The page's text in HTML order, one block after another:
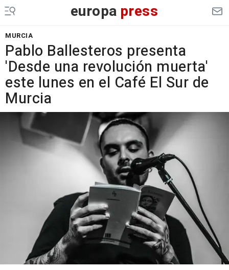
europa press
MURCIA
Pablo Ballesteros presenta
'Desde una revolución muerta'
este lunes en el Café El Sur de
Murcia